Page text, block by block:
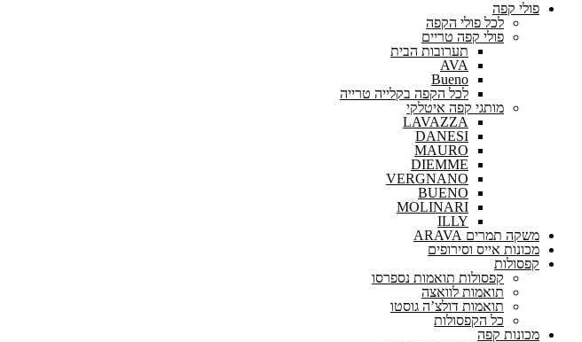
פולי קפה
לכל פולי הקפה
פולי קפה טריים
תערובות הבית
AVA
Bueno
לכל הקפה בקלייה טרייה
מותגי קפה איטלקי
LAVAZZA
DANESI
MAURO
DIEMME
VERGNANO
BUENO
MOLINARI
ILLY
משקה תמרים ARAVA
מכונות אייס וסירופים
קפסולות
קפסולות תואמות נספרסו
תואמות לוואצה
תואמות דולצ’ה גוסטו
כל הקפסולות
מכונות קפה